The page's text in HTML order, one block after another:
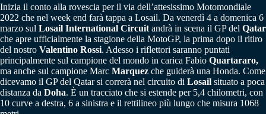
Inizia il conto alla rovescia per il via dell’attesissimo Motomondiale
2022 che nel week end farà tappa a Losail. Da venerdì 4 a domenica 6
marzo sul Losail International Circuit andrà in scena il GP del Qatar
che apre ufficialmente la stagione della MotoGP, la prima dopo il ritiro
del nostro Valentino Rossi. Adesso i riflettori saranno puntati
principalmente sul campione del mondo in carica Fabio Quartararo,
ma anche sul campione Marc Marquez che guiderà una Honda. Come
dicevamo il GP del Qatar si correrà nel circuito di Losail situato a poca
distanza da Doha. È un tracciato che si estende per 5,4 chilometri, con
10 curve a destra, 6 a sinistra e il rettilineo più lungo che misura 1068